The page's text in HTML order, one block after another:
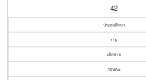
42
ประถมศึกษา
ป.๖
เด็กชาย
กฤษณะ